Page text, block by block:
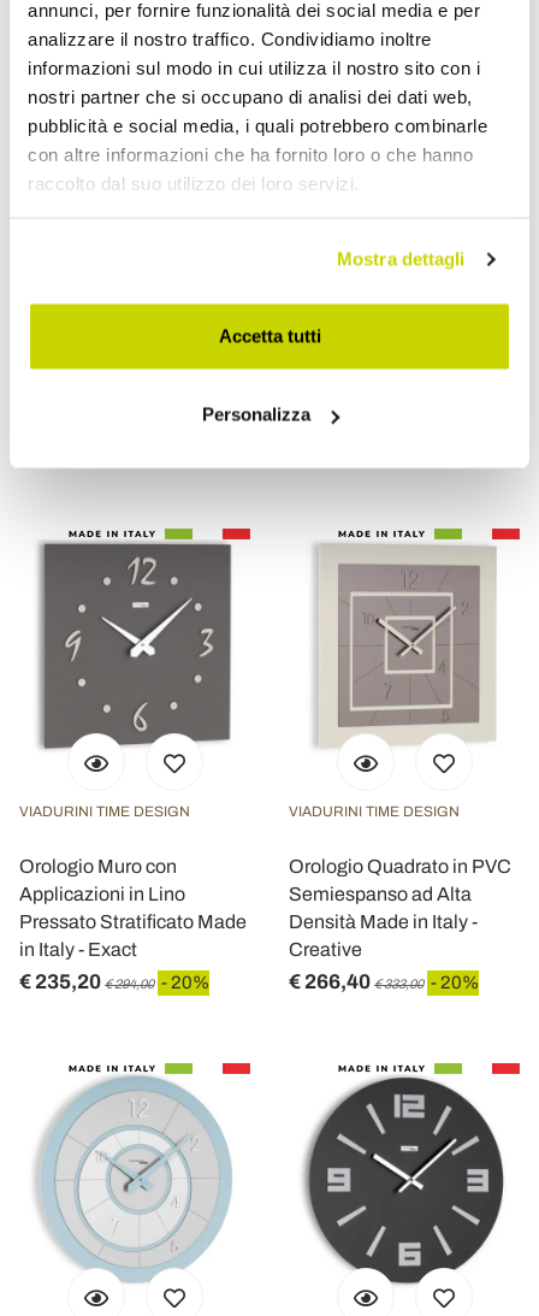
annunci, per fornire funzionalità dei social media e per
analizzare il nostro traffico. Condividiamo inoltre
informazioni sul modo in cui utilizza il nostro sito con i
nostri partner che si occupano di analisi dei dati web,
pubblicità e social media, i quali potrebbero combinarle
con altre informazioni che ha fornito loro o che hanno
raccolto dal suo utilizzo dei loro servizi.
Mostra dettagli
Accetta tutti
Personalizza
Orologio con Pendolo in
Orologio da Parete in
Glad
VIADURINI TIME DESIGN
Orologio Muro con
Applicazioni in Lino
Pressato Stratificato Made
in Italy - Exact
€ 235,20 € 294,00 - 20%
VIADURINI TIME DESIGN
Orologio Quadrato in PVC
Semiespanso ad Alta
Densità Made in Italy -
Creative
€ 266,40 € 333,00 - 20%